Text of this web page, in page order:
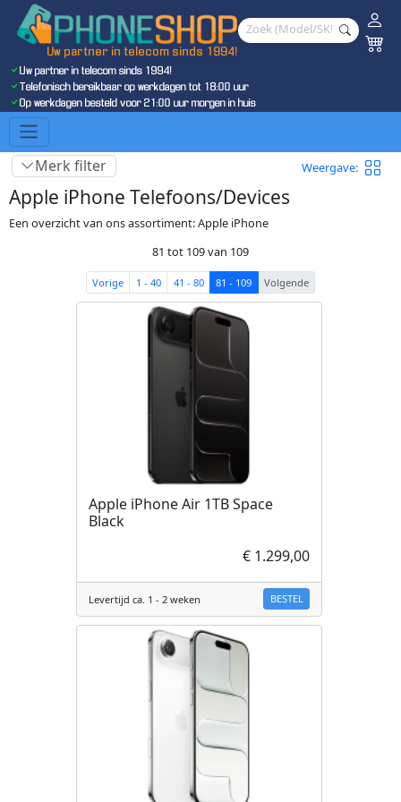
Uw partner in telecom sinds 1994!
Uw partner in telecom sinds 1994!
Telefonisch bereikbaar op werkdagen tot 18:00 uur
Op werkdagen besteld voor 21:00 uur morgen in huis
Merk filter Weergave:
Apple iPhone Telefoons/Devices
Een overzicht van ons assortiment: Apple iPhone
81 tot 109 van 109
Vorige 1 - 40 41 - 80 81 - 109 Volgende
Apple iPhone Air 1TB Space
Black
€ 1.299,00
Levertijd ca. 1 - 2 weken BESTEL